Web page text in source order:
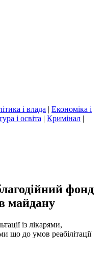
і влада | Економіка і
і освіта | Кримінал |
фонд
майдану
із лікарями,
що до умов реабілітації